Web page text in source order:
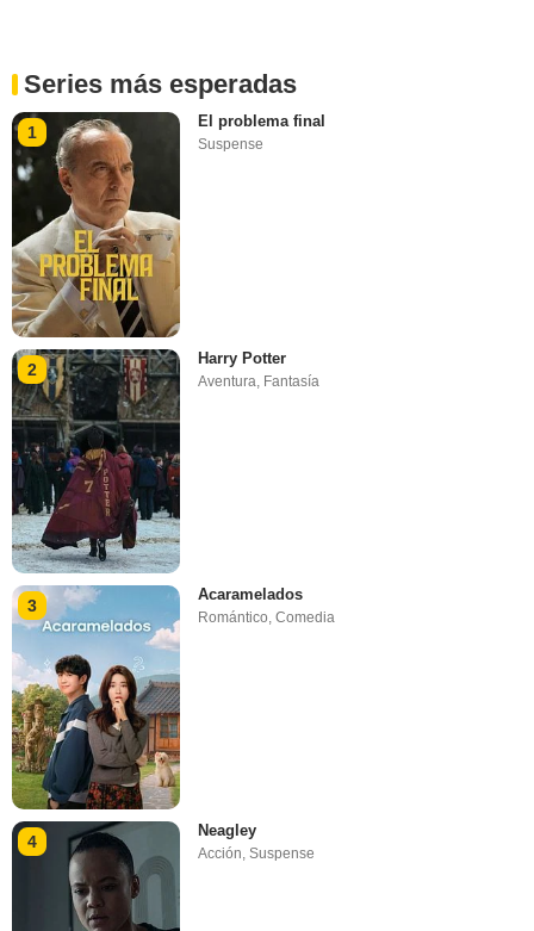
Series más esperadas
1
El problema final
Suspense
2
Harry Potter
Aventura Fantasía
3
Acaramelados
Romántico,Comedia
4
Neagley
Acción,Suspense